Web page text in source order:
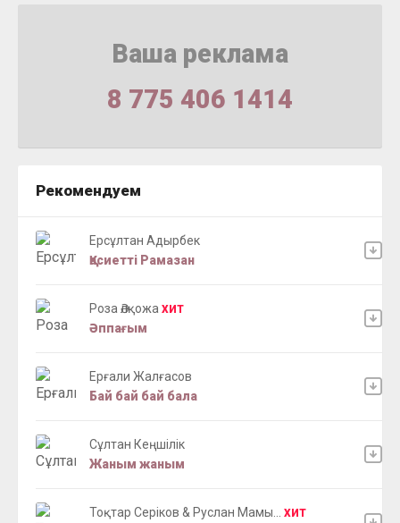
Ваша реклама
8 775 406 1414
Рекомендуем
Ерсұлтан Адырбек
Қасиетті Рамазан
Роза Әлқожа ХИТ
Әппағым
Ерғали Жалғасов
Бай бай бай бала
Сұлтан Кеңшілік
Жаным жаным
Тоқтар Серіков & Руслан Мамы... ХИТ